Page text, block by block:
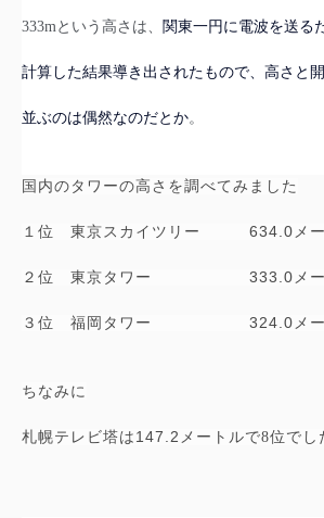
333m という高さは、 関東一円に電波を送る
計算した結果導き出されたもので、高さと
並ぶのは偶然なのだとか。
国内のタワーの高さを調べてみました
１位 東京スカイツリー 634.0 メ
２位 東京タワー 333.0 メ
３位 福岡タワー 324.0 メ
ちなみに
札幌テレビ塔は 147.2 メートルで8位でし